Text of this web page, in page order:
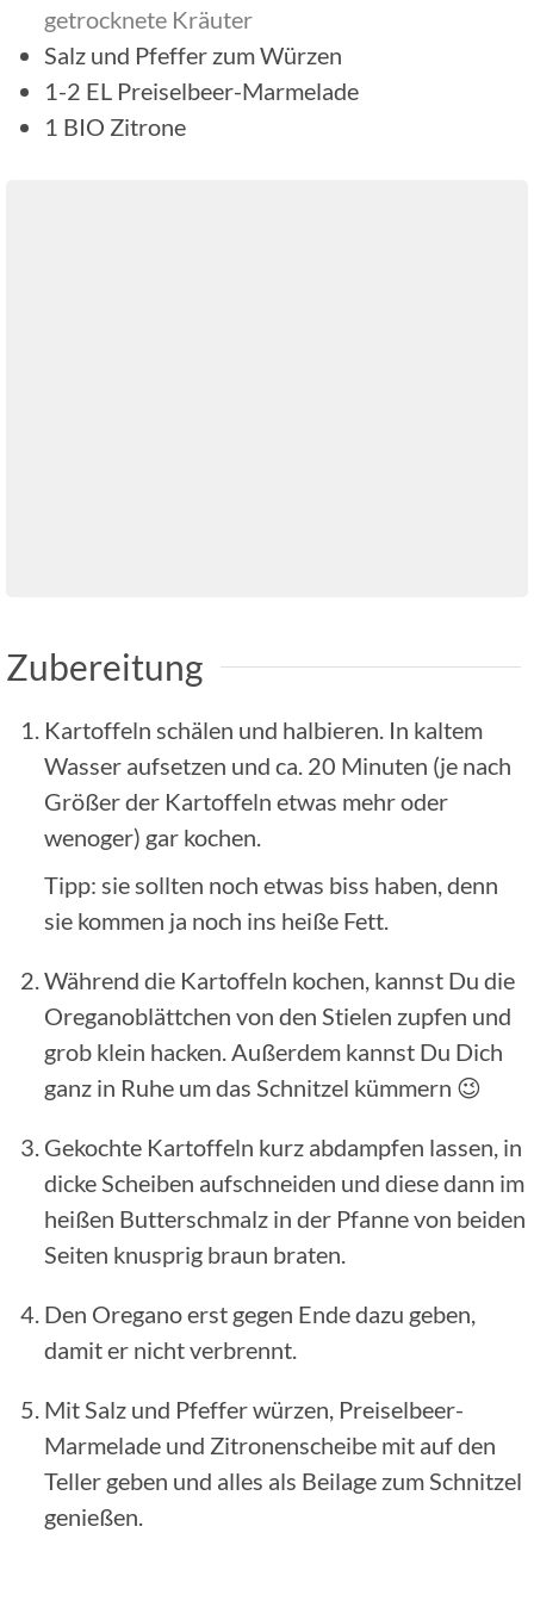
getrocknete Kräuter
Salz und Pfeffer zum Würzen
1-2 EL Preiselbeer-Marmelade
1 BIO Zitrone
Zubereitung
Kartoffeln schälen und halbieren. In kaltem
Wasser aufsetzen und ca. 20 Minuten (je nach
Größer der Kartoffeln etwas mehr oder
wenoger) gar kochen.
Tipp: sie sollten noch etwas biss haben, denn
sie kommen ja noch ins heiße Fett.
Während die Kartoffeln kochen, kannst Du die
Oreganoblättchen von den Stielen zupfen und
grob klein hacken. Außerdem kannst Du Dich
ganz in Ruhe um das Schnitzel kümmern 😉
Gekochte Kartoffeln kurz abdampfen lassen, in
dicke Scheiben aufschneiden und diese dann im
heißen Butterschmalz in der Pfanne von beiden
Seiten knusprig braun braten.
Den Oregano erst gegen Ende dazu geben,
damit er nicht verbrennt.
Mit Salz und Pfeffer würzen, Preiselbeer-
Marmelade und Zitronenscheibe mit auf den
Teller geben und alles als Beilage zum Schnitzel
genießen.